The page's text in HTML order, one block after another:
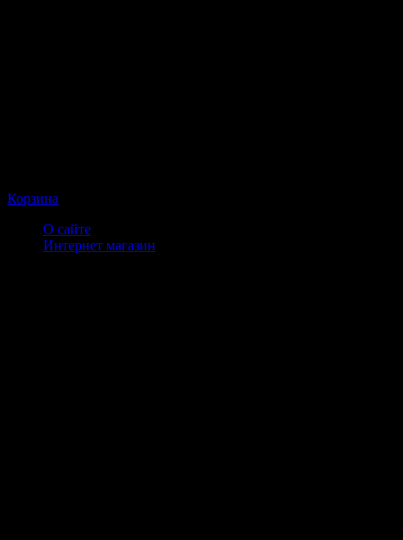
Корзина
О сайте
Интернет магазин